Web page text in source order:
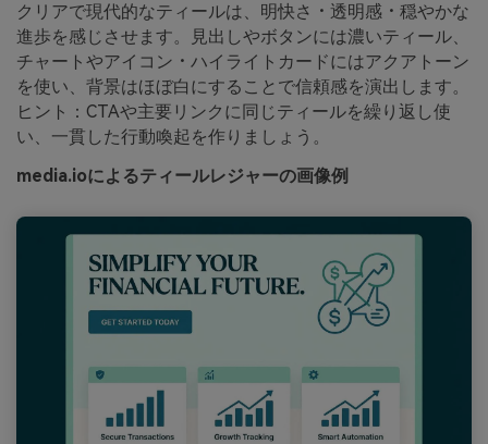
クリアで現代的なティールは、明快さ・透明感・穏やかな
進歩を感じさせます。見出しやボタンには濃いティール、
チャートやアイコン・ハイライトカードにはアクアトーン
を使い、背景はほぼ白にすることで信頼感を演出します。
ヒント：CTAや主要リンクに同じティールを繰り返し使
い、一貫した行動喚起を作りましょう。
media.ioによるティールレジャーの画像例